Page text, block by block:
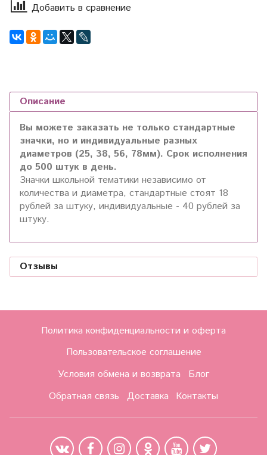
Добавить в сравнение
Описание
Вы можете заказать не только стандартные
значки, но и индивидуальные разных
диаметров (25, 38, 56, 78мм). Срок исполнения
до 500 штук в день.
Значки школьной тематики независимо от
количества и диаметра, стандартные стоят 18
рублей за штуку, индивидуальные - 40 рублей за
штуку.
Отзывы
Политика конфиденциальности и оферта
Пользовательское соглашение
Условия обмена и возврата
Блог
Обратная связь
Доставка Контакты